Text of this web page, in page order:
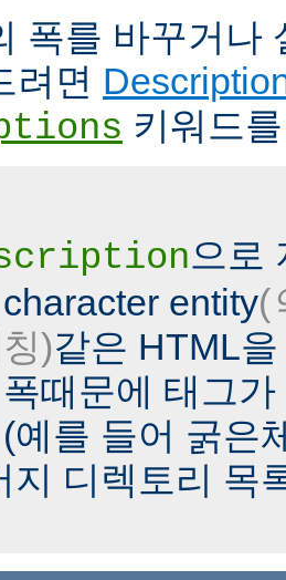
폭를 바꾸거나
려면
키워드
으로
entity(
)같은 HTML
때문에 태그
예를 들어 굵은
지 디렉토리 목